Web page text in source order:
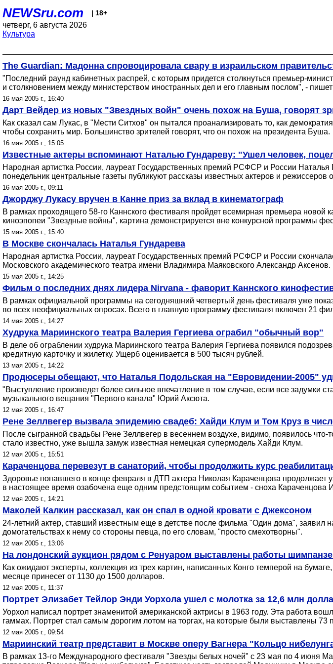
NEWSru.com | 18+
четверг, 6 августа 2026
Культура
The Guardian: Мадонна спровоцировала свару в израильском
"Последний раунд кабинетных распрей, с которым придется столкнуться премьер-
и столкновением между министерством иностранных дел и его главным послом", - пишет
16 мая 2005 г., 16:40
Дарт Вейдер из новых "Звездных войн" очень похож на Буша, говорят
Как сказал сам Лукас, в "Мести Ситхов" он пытался проанализировать то, как
чтобы сохранить мир. Большинство зрителей говорят, что он похож на президента Буша.
16 мая 2005 г., 15:05
Известные актеры вспоминают Наталью Гундареву: "Ушел человек,
Народная артистка России, лауреат Государственных премий РСФСР и России
понедельник центральные газеты публикуют рассказы известных актеров и режиссеров
16 мая 2005 г., 09:11
Джорджу Лукасу вручен в Канне приз за вклад в кинематограф
В рамках проходящего 58-го Каннского фестиваля пройдет всемирная премьера
киноэпопеи "Звездные войны", картина демонстрируется вне конкурсной программы
15 мая 2005 г., 15:40
В Москве скончалась Наталья Гундарева
Народная артистка России, лауреат Государственных премий РСФСР и России
Московского академического театра имени Владимира Маяковского Александр Аксенов.
15 мая 2005 г., 14:25
Фильм о последних днях лидера Nirvana - фаворит Каннского
В рамках официальной программы на сегодняшний четвертый день фестиваля уже
во всех неофициальных опросах. Всего в главную программу фестиваля включен 21
14 мая 2005 г., 14:27
Худрука Мариинского театра Валерия Гергиева ограбил "обычный вор"
В деле об ограблении худрука Мариинского театра Валерия Гергиева появился
кредитную карточку и жилетку. Ущерб оценивается в 500 тысяч рублей.
13 мая 2005 г., 14:22
Продюсеры обещают, что Наталья Подольская на "Евровидении-2005"
"Выступление произведет более сильное впечатление в том случае, если все задумки
музыкального вещания "Первого канала" Юрий Аксюта.
12 мая 2005 г., 16:47
Рене Зеллвегер вызвала эпидемию свадеб: Хайди Клум и Том Круз в
После сыгранной свадьбы Рене Зеллвегер в весеннем воздухе, видимо, появилось
стало известно, уже вышла замуж известная немецкая супермодель Хайди Клум.
12 мая 2005 г., 15:51
Караченцова перевезут в санаторий, чтобы продолжить курс
Здоровье попавшего в конце февраля в ДТП актера Николая Караченцова продолжает
в настоящее время озабочена еще одним предстоящим событием - сноха Караченцова
12 мая 2005 г., 14:21
Маколей Калкин рассказал, как он спал в одной кровати с Джексоном
24-летний актер, ставший известным еще в детстве после фильма "Один дома", заявил
домогательствах к нему со стороны певца, по его словам, "просто смехотворны".
12 мая 2005 г., 13:06
На лондонский аукцион рядом с Ренуаром выставлены работы
Как ожидают эксперты, коллекция из трех картин, написанных Конго темперой на
месяце принесет от 1130 до 1500 долларов.
12 мая 2005 г., 11:37
Портрет Элизабет Тейлор Энди Уорхола ушел с молотка за 12,6 млн
Уорхол написал портрет знаменитой американской актрисы в 1963 году. Эта работа
гаммах. Портрет стал самым дорогим лотом на торгах, на которые были выставлены 73
12 мая 2005 г., 09:54
Мариинский театр представит в Москве оперу Вагнера "Кольцо
В рамках 13-го Международного фестиваля "Звезды белых ночей" с 23 мая по 4 июня